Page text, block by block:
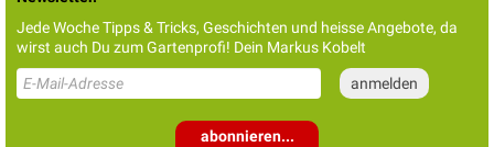
Jede Woche Tipps & Tricks, Geschichten und heisse Angebote, da
wirst auch Du zum Gartenprofi! Dein Markus Kobelt
abonnieren...